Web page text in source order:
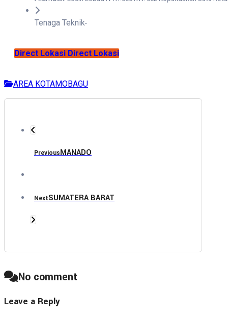
Tenaga Teknik-
Direct Lokasi Direct Lokasi
AREA KOTAMOBAGU
PreviousMANADO
NextSUMATERA BARAT
No comment
Leave a Reply